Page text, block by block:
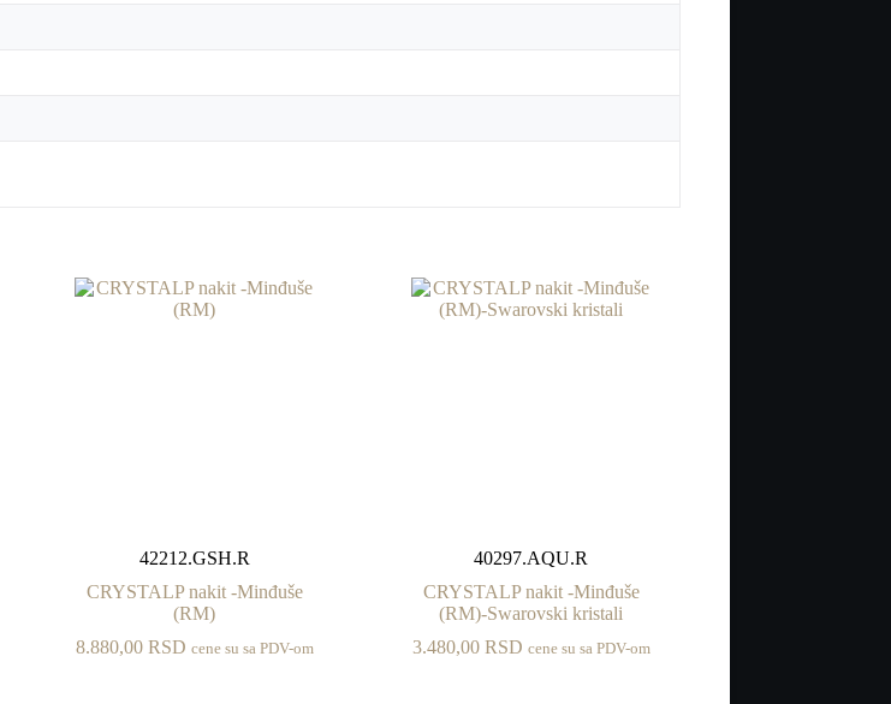
42212.GSH.R
CRYSTALP nakit -Minđuše
(RM)
8.880,00 RSD cene su sa PDV-om
40297.AQU.R
CRYSTALP nakit -Minđuše
(RM)-Swarovski kristali
3.480,00 RSD cene su sa PDV-om